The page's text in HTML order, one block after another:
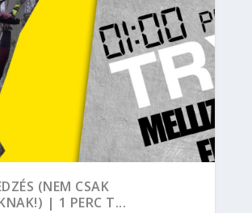
(NEM CSAK
| 1 PERC T...